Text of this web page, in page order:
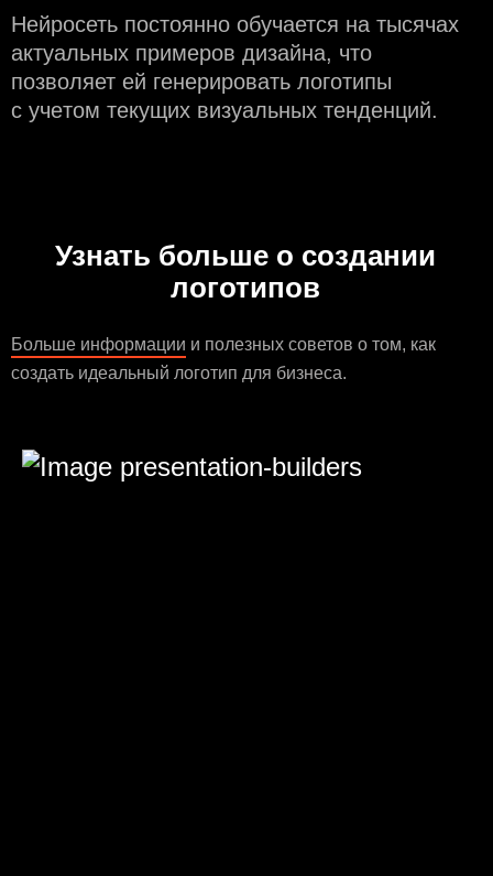
Нейросеть постоянно обучается на тысячах
актуальных примеров дизайна, что
позволяет ей генерировать логотипы
с учeтом текущих визуальных тенденций.
Узнать больше о создании
логотипов
Больше информации и полезных советов о том, как
создать идеальный логотип для бизнеса.